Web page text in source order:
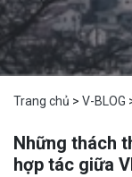
Trang chủ > V-BLOG
Những thách
hợp tác giữa